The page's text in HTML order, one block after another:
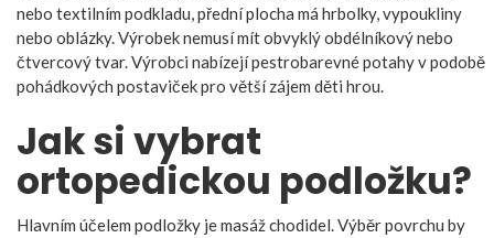
nebo textilním podkladu, přední plocha má hrbolky, vypoukliny
nebo oblázky. Výrobek nemusí mít obvyklý obdélníkový nebo
čtvercový tvar. Výrobci nabízejí pestrobarevné potahy v podobě
pohádkových postaviček pro větší zájem děti hrou.
Jak si vybrat
ortopedickou podložku?
Hlavním účelem podložky je masáž chodidel. Výběr povrchu by